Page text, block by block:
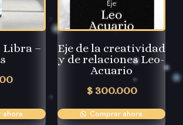
Libra –
ahora
Eje de la creatividad
y de relaciones Leo-
Acuario
$300.000
Comprar ahora